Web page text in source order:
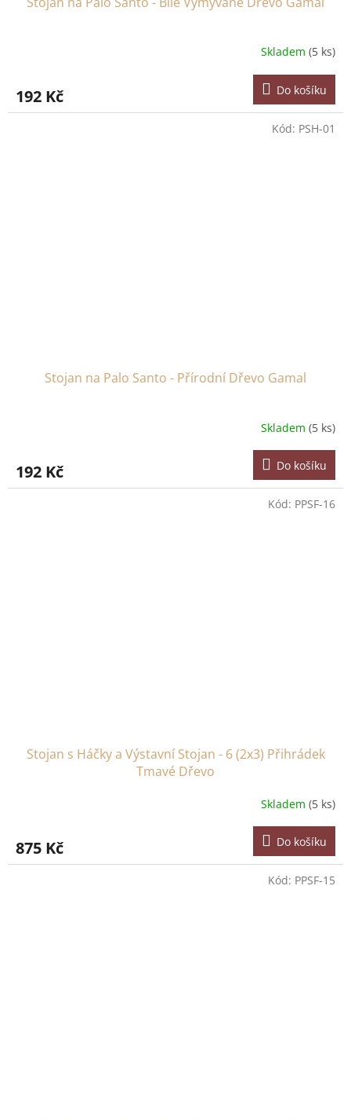
Skladem (5 ks)
192 Kč Do košíku
Stojan na Palo Santo - Přírodní Dřevo Gamal
Skladem (5 ks)
192 Kč Do košíku
Kód: PSH-01
Stojan s Háčky a Výstavní Stojan - 6 (2x3) Přihrádek
Tmavé Dřevo
Skladem (5 ks)
875 Kč Do košíku
Kód: PPSF-16
Kód: PPSF-15